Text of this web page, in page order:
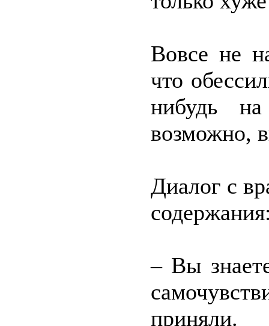
Вовсе не
что
нибудь
возможно,
Диалог с
– Вы
приняли.